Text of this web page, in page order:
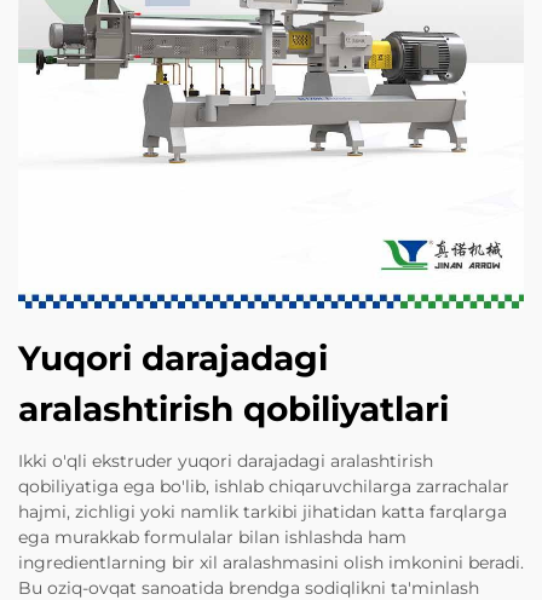
Yuqori darajadagi
aralashtirish qobiliyatlari
Ikki o'qli ekstruder yuqori darajadagi aralashtirish
qobiliyatiga ega bo'lib, ishlab chiqaruvchilarga zarrachalar
hajmi, zichligi yoki namlik tarkibi jihatidan katta farqlarga
ega murakkab formulalar bilan ishlashda ham
ingredientlarning bir xil aralashmasini olish imkonini beradi.
Bu oziq-ovqat sanoatida brendga sodiqlikni ta'minlash